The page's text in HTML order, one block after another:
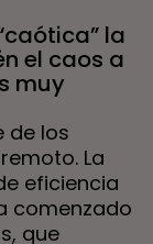
la
el caos a
muy
de los
La
eficiencia
comenzado
que